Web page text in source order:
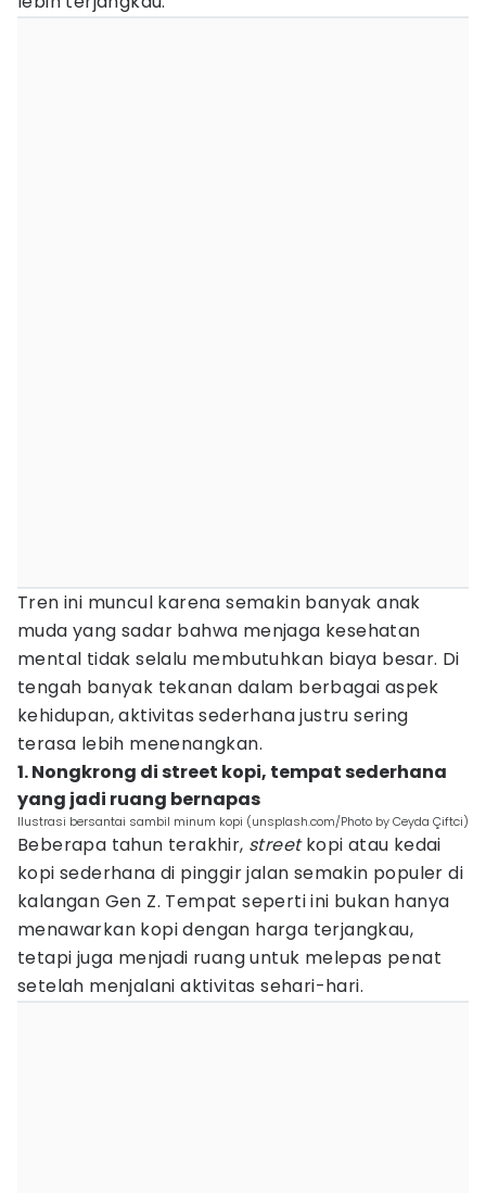
Tren ini muncul karena semakin banyak anak
muda yang sadar bahwa menjaga kesehatan
mental tidak selalu membutuhkan biaya besar. Di
tengah banyak tekanan dalam berbagai aspek
kehidupan, aktivitas sederhana justru sering
terasa lebih menenangkan.
1. Nongkrong di street kopi, tempat sederhana
yang jadi ruang bernapas
Ilustrasi bersantai sambil minum kopi (unsplash.com/Photo by Ceyda Çiftci)
Beberapa tahun terakhir, streetkopi atau kedai
kopi sederhana di pinggir jalan semakin populer di
kalangan Gen Z. Tempat seperti ini bukan hanya
menawarkan kopi dengan harga terjangkau,
tetapi juga menjadi ruang untuk melepas penat
setelah menjalani aktivitas sehari-hari.